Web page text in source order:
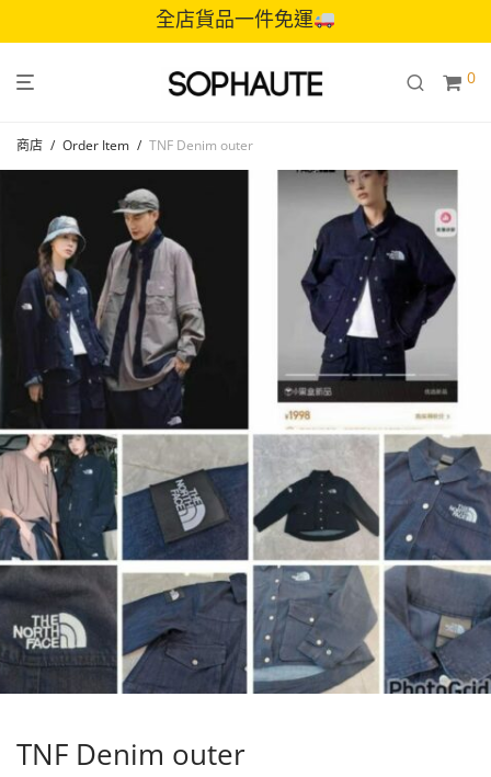
全店貨品一件免運
0
商店 / Order Item / TNF Denim outer
TNF Denim outer